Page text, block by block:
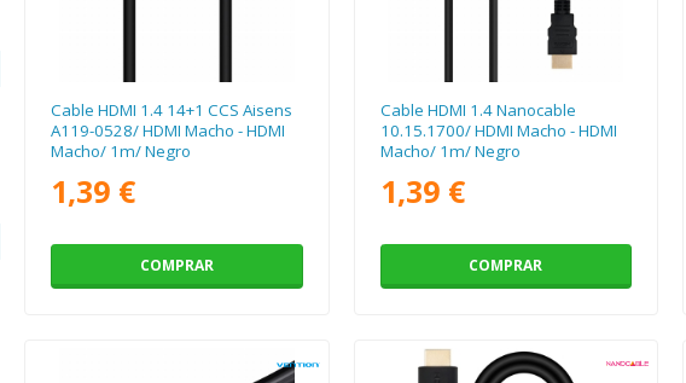
Cable HDMI 1.4 14+1 CCS Aisens
A119-0528/ HDMI Macho - HDMI
Macho/ 1m/ Negro
1,39 €
COMPRAR
Cable HDMI 1.4 Nanocable
10.15.1700/ HDMI Macho - HDMI
Macho/ 1m/ Negro
1,39 €
COMPRAR